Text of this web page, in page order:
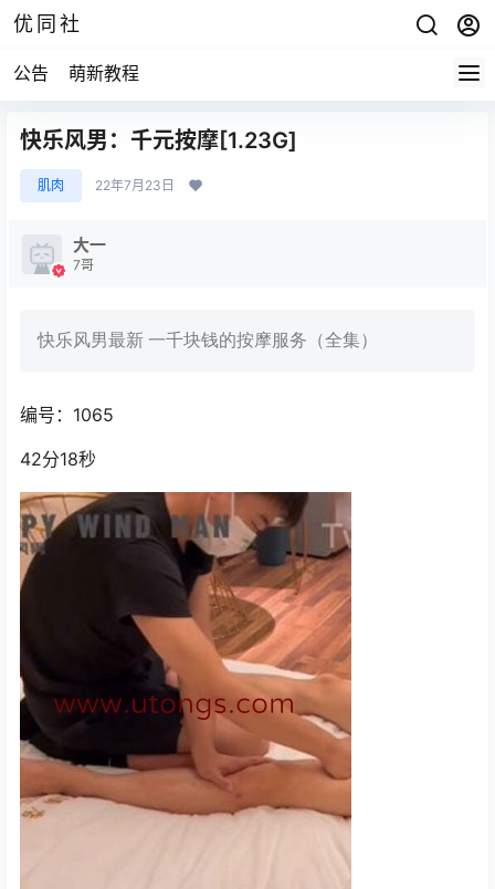
优同社
公告 萌新教程
快乐风男：千元按摩[1.23G]
肌肉 22年7月23日
大一
7哥
快乐风男最新 一千块钱的按摩服务（全集）
编号：1065
42分18秒